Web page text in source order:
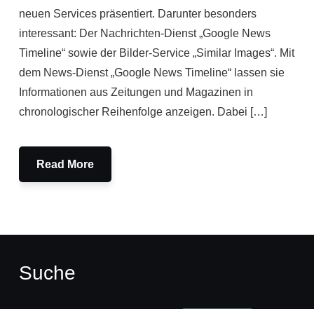
neuen Services präsentiert. Darunter besonders
interessant: Der Nachrichten-Dienst „Google News
Timeline“ sowie der Bilder-Service „Similar Images“. Mit
dem News-Dienst „Google News Timeline“ lassen sie
Informationen aus Zeitungen und Magazinen in
chronologischer Reihenfolge anzeigen. Dabei […]
Read More
Suche